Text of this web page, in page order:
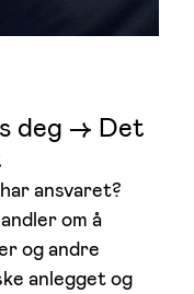
deg –> Det
ansvaret?
om å
og andre
anlegget og